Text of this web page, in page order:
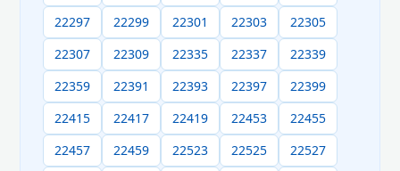
22297
22299 22301 22303
22305
22307
22309 22335 22337
22339
22359
22391 22393 22397
22399
22415
22417 22419 22453
22455
22457
22459 22523 22525
22527